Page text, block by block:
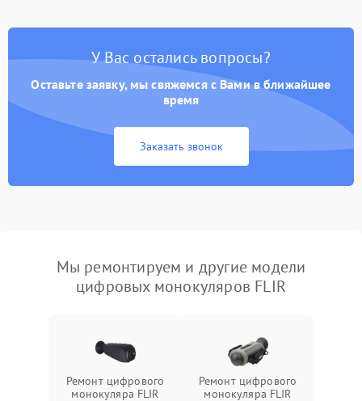
У Вас остались вопросы?
Оставьте заявку, мы свяжемся с Вами в ближайшее
время
Заказать звонок
Мы ремонтируем и другие модели
цифровых монокуляров FLIR
Ремонт цифрового
монокуляра FLIR
Ремонт цифрового
монокуляра FLIR